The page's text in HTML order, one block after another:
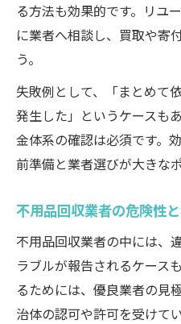
る方法も効果的です。リユ
に業者へ相談し、買取や寄
う。
失敗例として、「まとめて
発生した」というケースも
金体系の確認は必須です。
前準備と業者選びが大きな
不用品回収業者の危険性
不用品回収業者の中には、
ラブルが報告されるケース
るためには、優良業者の見
治体の認可や許可を受けて